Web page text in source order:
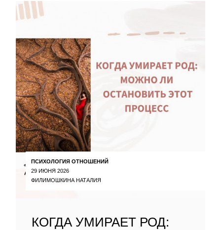
ПСИХОЛОГИЯ ОТНОШЕНИЙ
29 ИЮНЯ 2026
ФИЛИМОШКИНА НАТАЛИЯ
КОГДА УМИРАЕТ РОД: